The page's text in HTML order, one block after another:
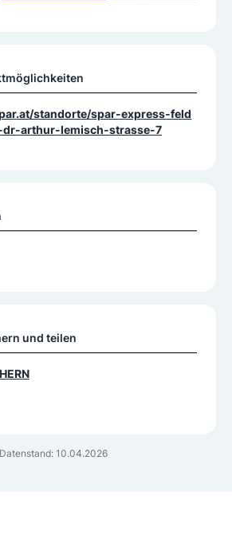
Datenstand: 10.04.2026
standorte/spar-express-feld
arthur-lemisch-strasse-7
und teilen